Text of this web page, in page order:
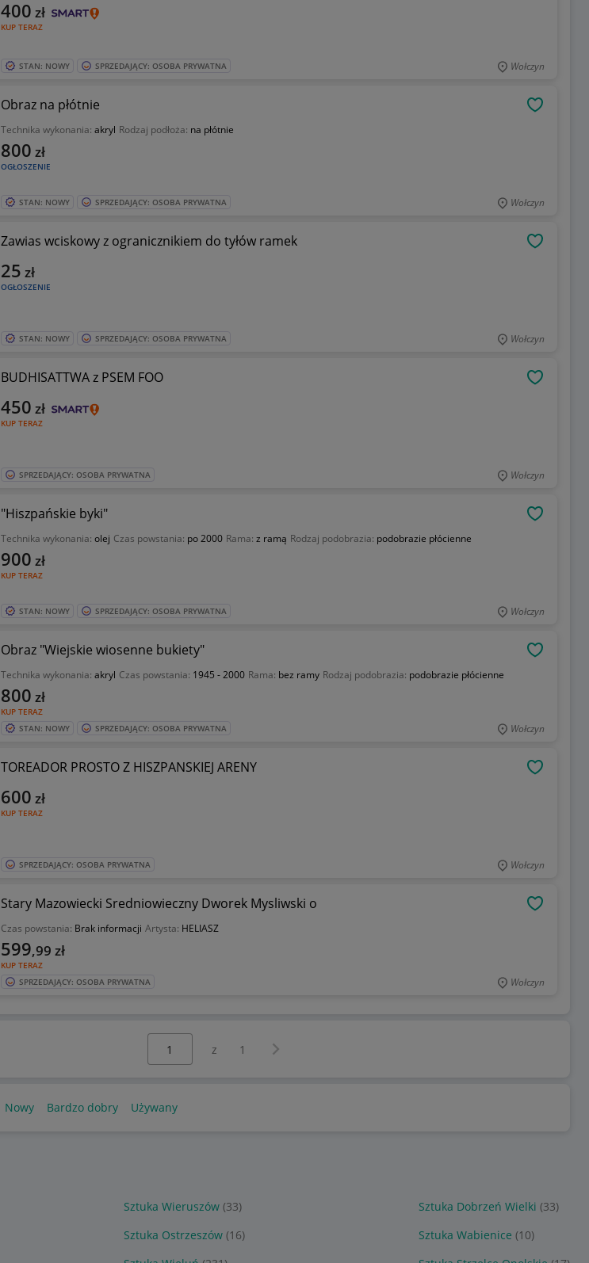
KUP TERAZ
400 zł
STAN: NOWY SPRZEDAJĄCY: OSOBA PRYWATNA Wołczyn
Obraz na płótnie
Technika wykonania: akryl Rodzaj podłoża: na płótnie
OGŁOSZENIE
800 zł
STAN: NOWY SPRZEDAJĄCY: OSOBA PRYWATNA Wołczyn
Zawias wciskowy z ogranicznikiem do tyłów ramek
OGŁOSZENIE
25 zł
STAN: NOWY SPRZEDAJĄCY: OSOBA PRYWATNA Wołczyn
BUDHISATTWA z PSEM FOO
KUP TERAZ
450 zł
SPRZEDAJĄCY: OSOBA PRYWATNA Wołczyn
"Hiszpańskie byki"
Technika wykonania: olej Czas powstania: po 2000 Rama: z ramą Rodzaj podobrazia: podobrazie płócienne
KUP TERAZ
900 zł
STAN: NOWY SPRZEDAJĄCY: OSOBA PRYWATNA Wołczyn
Obraz "Wiejskie wiosenne bukiety"
Technika wykonania: akryl Czas powstania: 1945 - 2000 Rama: bez ramy Rodzaj podobrazia: podobrazie płócienne
KUP TERAZ
800 zł
STAN: NOWY SPRZEDAJĄCY: OSOBA PRYWATNA Wołczyn
TOREADOR PROSTO Z HISZPANSKIEJ ARENY
KUP TERAZ
600 zł
SPRZEDAJĄCY: OSOBA PRYWATNA Wołczyn
Stary Mazowiecki Sredniowieczny Dworek Mysliwski o
Czas powstania: Brak informacji Artysta: HELIASZ
KUP TERAZ
599,99 zł
SPRZEDAJĄCY: OSOBA PRYWATNA Wołczyn
z 1 Następna strona
Nowy Bardzo dobry Używany
Sztuka Wieruszów (33) Sztuka Dobrzeń Wielki (33)
Sztuka Ostrzeszów (16) Sztuka Wabienice (10)